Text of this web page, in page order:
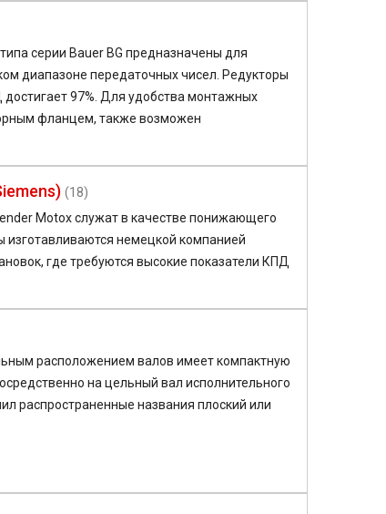
серии Bauer BG предназначены для
диапазоне передаточных чисел. Редукторы
97%. Для удобства монтажных
фланцем, также возможен
(18)
Motox служат в качестве понижающего
изготавливаются немецкой компанией
где требуются высокие показатели КПД
расположением валов имеет компактную
на цельный вал исполнительного
распространенные названия плоский или